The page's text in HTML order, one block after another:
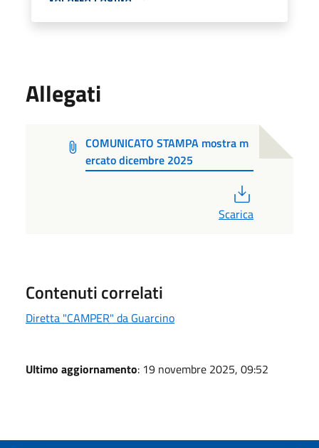
Allegati
COMUNICATO STAMPA mostra m
ercato dicembre 2025
Scarica
Contenuti correlati
Diretta "CAMPER" da Guarcino
Ultimo aggiornamento: 19 novembre 2025, 09:52